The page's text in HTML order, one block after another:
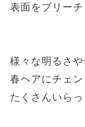
表面をブリー
様々な明るさ
春ヘアにチェ
たくさんいらっ